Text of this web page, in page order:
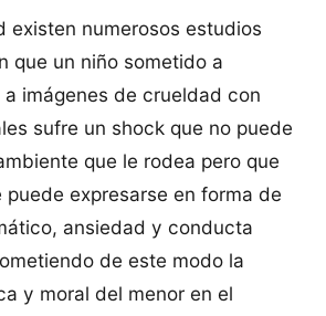
existen numerosos estudios
que un niño sometido a
imágenes de crueldad con
sufre un shock que no puede
que le rodea pero que
puede expresarse en forma de
ansiedad y conducta
de este modo la
y moral del menor en el